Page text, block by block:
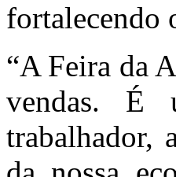
fortalecendo
“A Feira da
vendas. É
trabalhador,